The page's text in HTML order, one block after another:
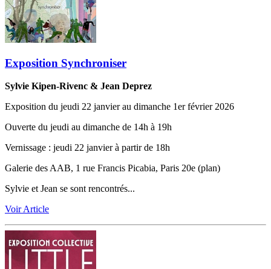
Exposition Synchroniser
Sylvie Kipen-Rivenc & Jean Deprez‬
Exposition du jeudi 22 janvier au dimanche 1er février 2026
Ouverte du jeudi au dimanche de 14h à 19h
Vernissage ‬:‬‭ jeudi 22 janvier à partir de 18h
Galerie des AAB, 1 rue Francis Picabia, Paris 20e (plan)
Sylvie et Jean se sont rencontrés...
Voir Article